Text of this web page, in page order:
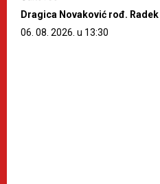
Dragica Novaković rođ. Radek
06. 08. 2026. u 13:30